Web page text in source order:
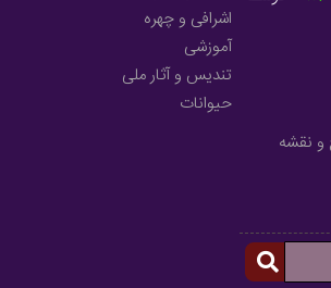
ولیعصر - نخ و نقشه
اشرافی و چهره
آموزشی
تندیس و آثار ملی
حیوانات